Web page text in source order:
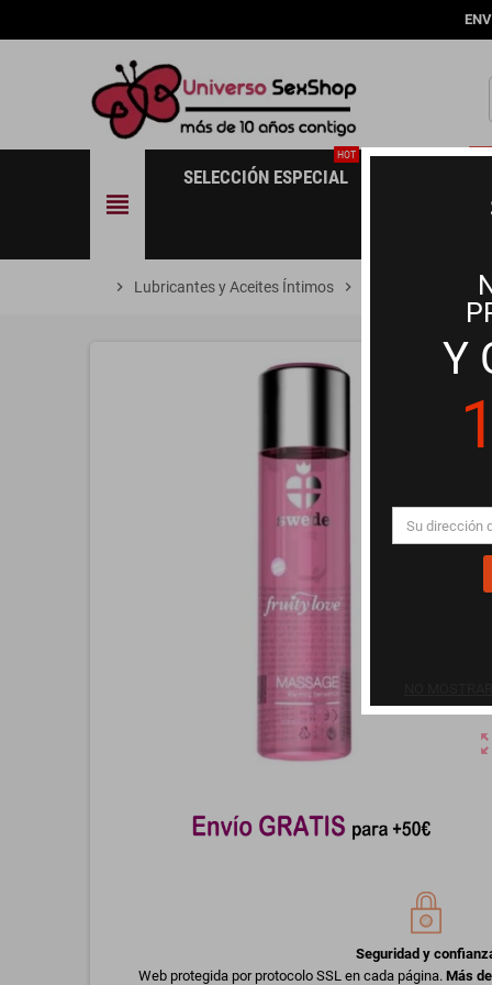
view_headline
SELECCIÓN ESPECIAL
HOT NEW
chevron_right Lubricantes y Aceites Íntimos chevron_right Aceites y Geles de
Seguridad y
Web protegida por protocolo SSL en cada página.Más
Y